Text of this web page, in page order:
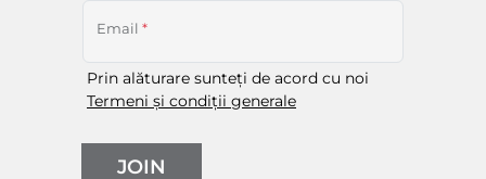
Email *
Prin alăturare sunteți de acord cu noi
Termeni și condiții generale
JOIN